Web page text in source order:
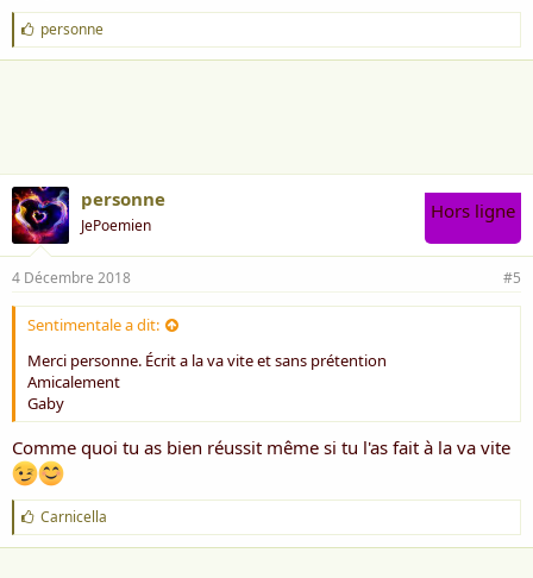
J
'
a
personne
personne
JePoemien
Hors ligne
4 Décembre 2018 #5
Sentimentale a dit:
Merci personne. Écrit a la va vite et sans prétention
Amicalement
Gaby
Comme quoi tu as bien réussit même si tu l'as fait à la va vite
J
'
a
Carnicella